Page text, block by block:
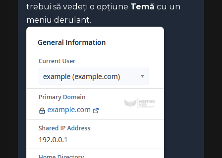
trebui să vedeți o opțiune Temă cu un
meniu derulant.